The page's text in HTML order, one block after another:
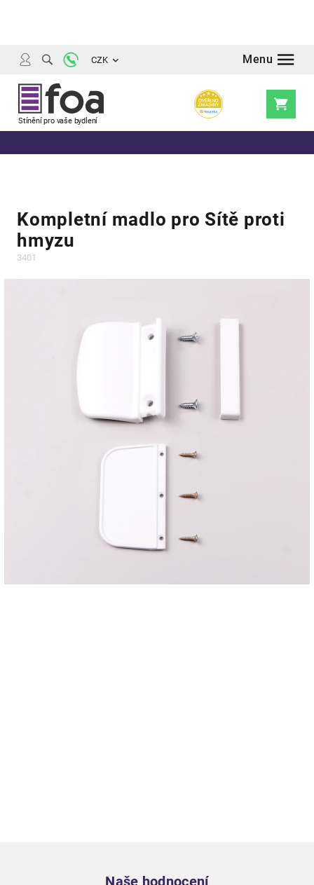
CZK
Nákupní
Kompletní madlo pro Sítě proti
hmyzu
3401
Naše hodnocení